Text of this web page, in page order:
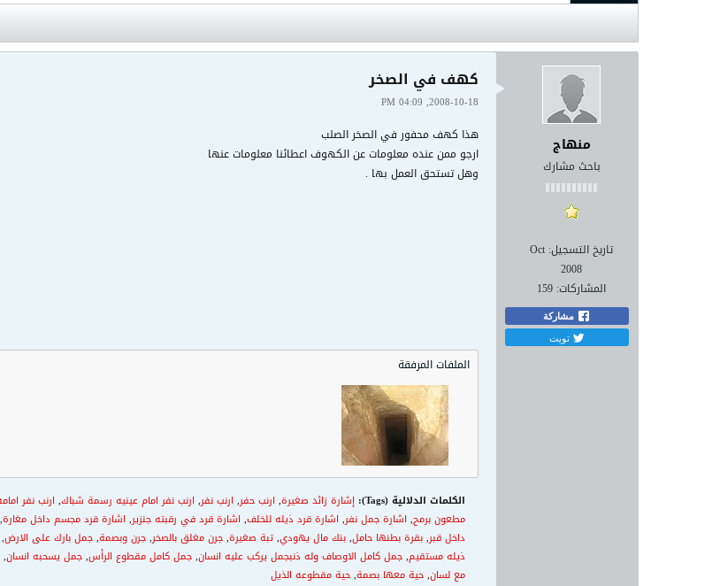
منهاج
باحث مشارك
تاريخ التسجيل: Oct
2008
المشاركات: 159
مشاركة
تويت
كهف في الصخر
2008-10-18, 04:09 PM
هذا كهف محفور في الصخر الصلب
ارجو ممن عنده معلومات عن الكهوف اعطائنا معلومات عنها
وهل تستحق العمل بها .
الملفات المرفقة
الكلمات الدلالية (Tags): إشارة زائد صغيرة, ارنب حفر, ارنب نفر, ارنب نفر امام عينيه رسمة شباك, ارنب نفر
مطعون برمح, اشارة جمل نفر, اشارة قرد ذيله للخلف, اشارة قرد في رقبته جنزير, اشارة قرد مجسم داخل مغارة,
داخل قبر,بقرة بطنها حامل,بنك مال يهودي,تبة صغيرة,جرن مغلق بالصخر,جرن وبصمة,جمل بارك على الارض,
ذيله مستقيم,جمل كامل الاوصاف وله ذنبجمل يركب عليه انسان,جمل كامل مقطوع الرأس,جمل يسحبه انسان,
مع لسان,حية معها بصمة,حية مقطوعه الذيل